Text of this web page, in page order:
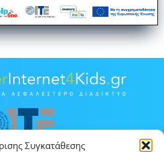
Συγκατάθεσης